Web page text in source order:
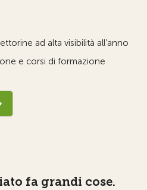
ad alta visibilità all’anno
e corsi di formazione
fa grandi cose.